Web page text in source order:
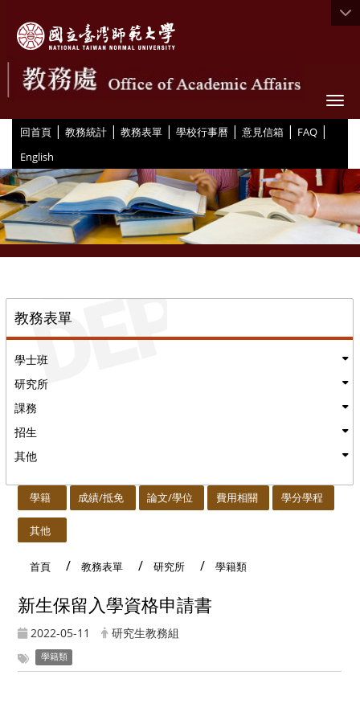
回首頁 | 教務統計 | 教務表單 | 學校行事曆 | 意見信箱 | FAQ |
English
教務表單
學士班
研究所
課務
招生
其他
學籍 成績/抵免 論文/學位 費用相關 學分學程
其他
首頁 教務表單 研究所 學籍類
新生保留入學資格申請書
2022-05-11 研究生教務組
學籍類